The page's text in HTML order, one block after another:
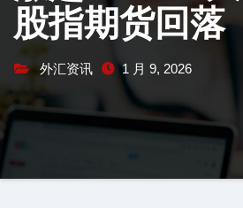
股指期货回落
外汇资讯 1 月 9, 2026